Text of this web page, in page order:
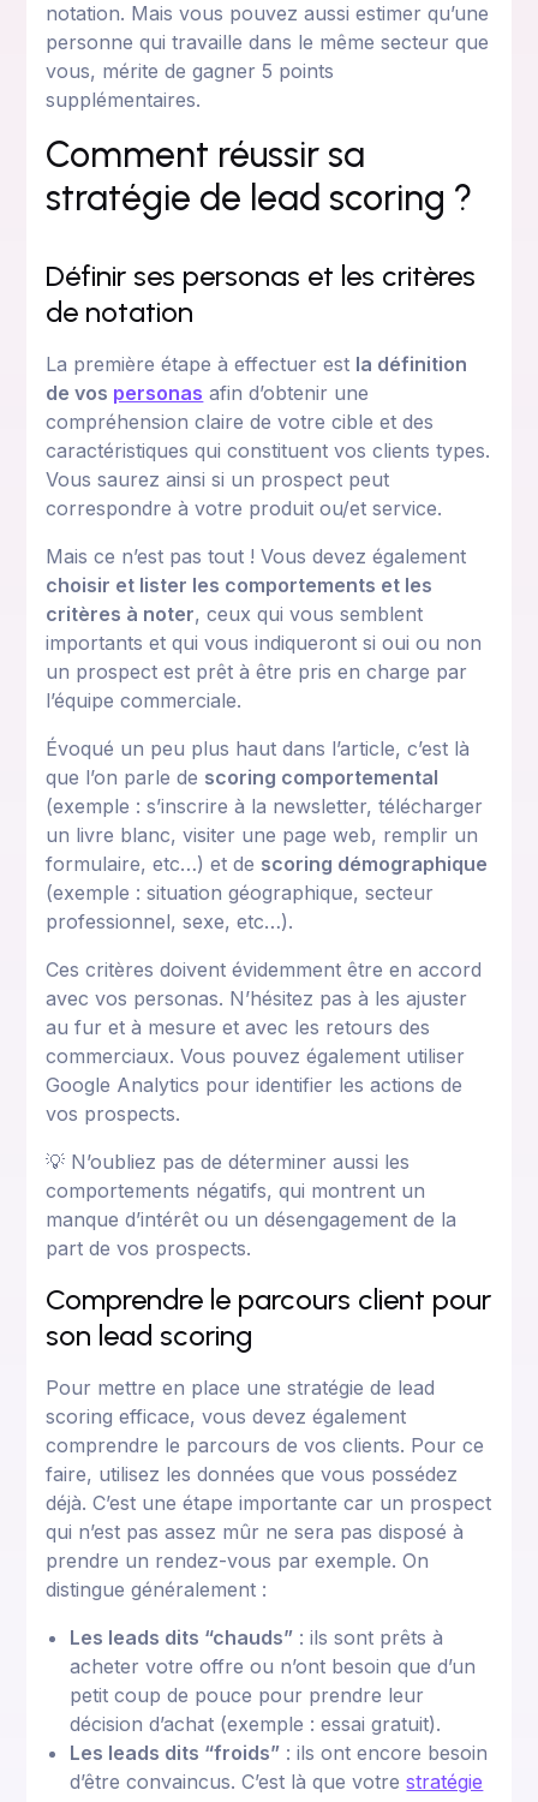
notation. Mais vous pouvez aussi estimer qu’une
personne qui travaille dans le même secteur que
vous, mérite de gagner 5 points
supplémentaires.
Comment réussir sa
stratégie de lead scoring ?
Définir ses personas et les critères
de notation
La première étape à effectuer est la définition
de vos personas afin d’obtenir une
compréhension claire de votre cible et des
caractéristiques qui constituent vos clients types.
Vous saurez ainsi si un prospect peut
correspondre à votre produit ou/et service.
Mais ce n’est pas tout ! Vous devez également
choisir et lister les comportements et les
critères à noter, ceux qui vous semblent
importants et qui vous indiqueront si oui ou non
un prospect est prêt à être pris en charge par
l’équipe commerciale.
Évoqué un peu plus haut dans l’article, c’est là
que l’on parle de scoring comportemental
(exemple : s’inscrire à la newsletter, télécharger
un livre blanc, visiter une page web, remplir un
formulaire, etc…) et de scoring démographique
(exemple : situation géographique, secteur
professionnel, sexe, etc…).
Ces critères doivent évidemment être en accord
avec vos personas. N’hésitez pas à les ajuster
au fur et à mesure et avec les retours des
commerciaux. Vous pouvez également utiliser
Google Analytics pour identifier les actions de
vos prospects.
💡 N’oubliez pas de déterminer aussi les
comportements négatifs, qui montrent un
manque d’intérêt ou un désengagement de la
part de vos prospects.
Comprendre le parcours client pour
son lead scoring
Pour mettre en place une stratégie de lead
scoring efficace, vous devez également
comprendre le parcours de vos clients. Pour ce
faire, utilisez les données que vous possédez
déjà. C’est une étape importante car un prospect
qui n’est pas assez mûr ne sera pas disposé à
prendre un rendez-vous par exemple. On
distingue généralement :
Les leads dits “chauds” : ils sont prêts à
acheter votre offre ou n’ont besoin que d’un
petit coup de pouce pour prendre leur
décision d’achat (exemple : essai gratuit).
Les leads dits “froids” : ils ont encore besoin
d’être convaincus. C’est là que votrestratégie